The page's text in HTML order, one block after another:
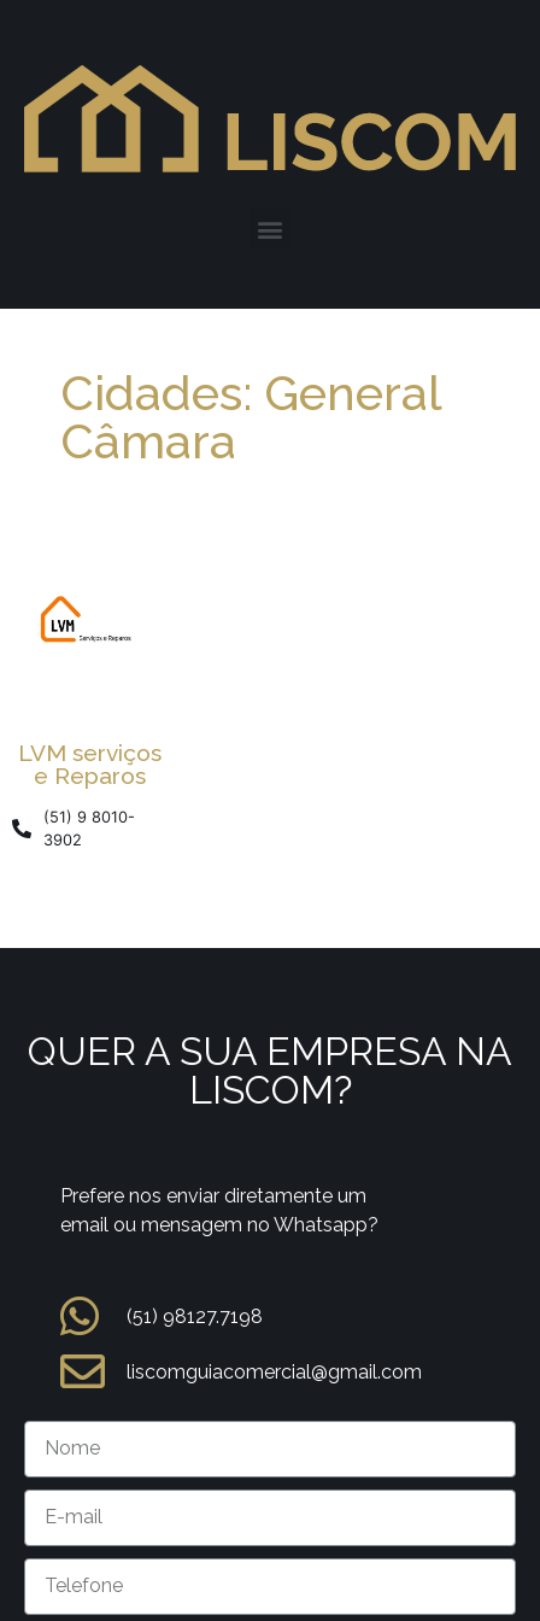
Cidades: General
Câmara
LVM serviços
e Reparos
(51) 9 8010-
3902
QUER A SUA EMPRESA NA
LISCOM?
Prefere nos enviar diretamente um
email ou mensagem no Whatsapp?
(51) 98127.7198
liscomguiacomercial@gmail.com